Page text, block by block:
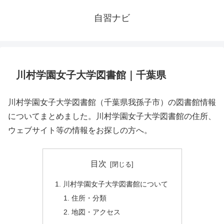
自習ナビ
川村学園女子大学図書館｜千葉県
川村学園女子大学図書館（千葉県我孫子市）の図書館情報
についてまとめました。川村学園女子大学図書館の住所、
ウェブサイト等の情報をお探しの方へ。
目次
川村学園女子大学図書館について
住所・分類
地図・アクセス